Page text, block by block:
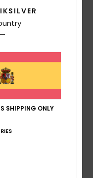
de cremallera y
de parche
SHIPPING ONLY